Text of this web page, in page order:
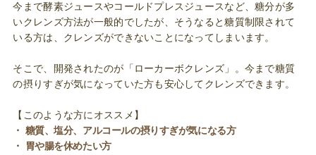
今まで酵素ジュースやコールドプレスジュースなど、糖分が多
いクレンズ方法が一般的でしたが、そうなると糖質制限されて
いる方は、クレンズができないことになってしまいます。
そこで、開発されたのが「ローカーボクレンズ」。今まで糖質
の摂りすぎが気になっていた方も安心してクレンズできます。
【このような方にオススメ】
・ 糖質、塩分、アルコールの摂りすぎが気になる方
・ 胃や腸を休めたい方